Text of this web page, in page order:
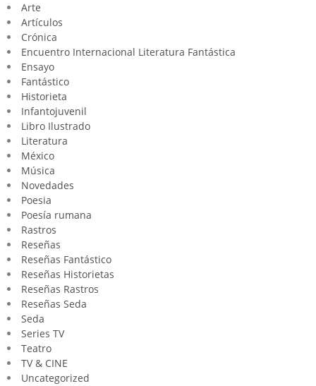
Arte
Artículos
Crónica
Encuentro Internacional Literatura Fantástica
Ensayo
Fantástico
Historieta
Infantojuvenil
Libro Ilustrado
Literatura
México
Música
Novedades
Poesia
Poesía rumana
Rastros
Reseñas
Reseñas Fantástico
Reseñas Historietas
Reseñas Rastros
Reseñas Seda
Seda
Series TV
Teatro
TV & CINE
Uncategorized